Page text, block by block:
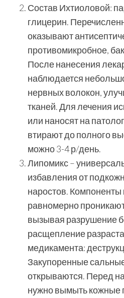
Состав Ихтиоловой:
глицерин.
оказывают
противомикробное,
После нанесения
наблюдается
нервных волокон,
тканей. Для лечения
или наносят на
втирают до полного
можно 3-4 р/день.
Липомикс –
избавления от
наростов. Компоненты
равномерно
вызывая разрушение
расщепление
медикамента:
Закупоренные
открываются. Перед
нужно вымыть кожные